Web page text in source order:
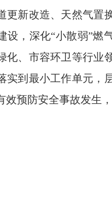
更新改造、天然气置
设，深化“小散弱”燃
化、市容环卫等行业
实到最小工作单元，
效预防安全事故发生